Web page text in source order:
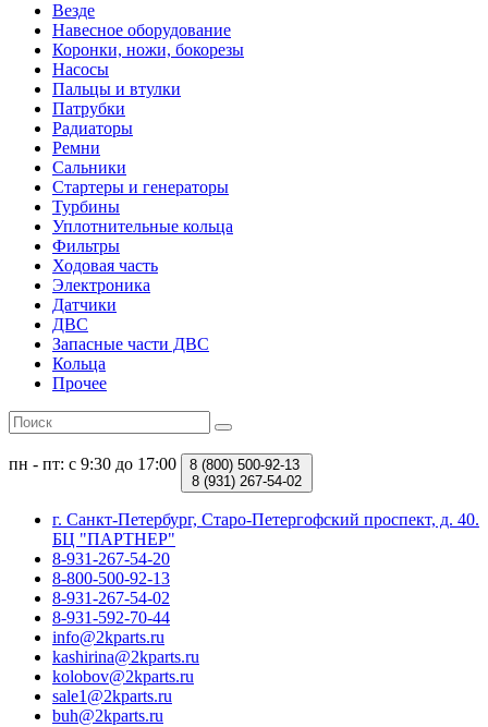
Везде
Навесное оборудование
Коронки, ножи, бокорезы
Насосы
Пальцы и втулки
Патрубки
Радиаторы
Ремни
Сальники
Стартеры и генераторы
Турбины
Уплотнительные кольца
Фильтры
Ходовая часть
Электроника
Датчики
ДВС
Запасные части ДВС
Кольца
Прочее
пн - пт: с 9:30 до 17:00 8 (800) 500-92-13
8 (931) 267-54-02
г. Санкт-Петербург, Старо-Петергофский проспект, д. 40.
БЦ "ПАРТНЕР"
8-931-267-54-20
8-800-500-92-13
8-931-267-54-02
8-931-592-70-44
info@2kparts.ru
kashirina@2kparts.ru
kolobov@2kparts.ru
sale1@2kparts.ru
buh@2kparts.ru